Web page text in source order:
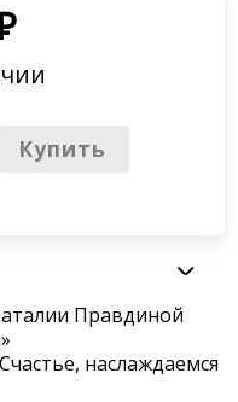
Купить
Правдиной
наслаждаемся